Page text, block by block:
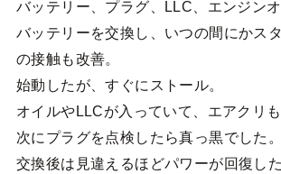
バッテリー、プラグ、LLC、エンジンオ
バッテリーを交換し、いつの間にかス
の接触も改善。
始動したが、すぐにストール。
オイルやLLCが入っていて、エアクリも
次にプラグを点検したら真っ黒でした。
交換後は見違えるほどパワーが回復した